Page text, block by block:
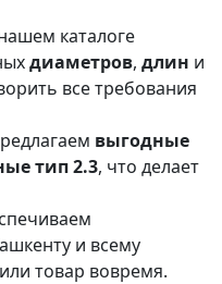
каталоге
диаметров, длин и
все требования
выгодные
тип 2.3, что делает
и всему
товар вовремя.